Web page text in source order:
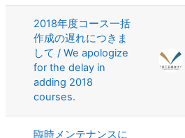
2018年度コース一括
作成の遅れにつきま
して / We apologize
for the delay in
adding 2018
courses.
臨時メンテナンスに